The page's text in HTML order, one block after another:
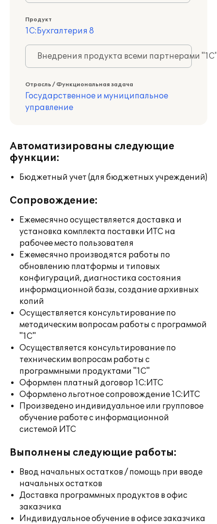
Продукт
1С:Бухгалтерия 8
Внедрения продукта всеми партнерами
Отрасль / Функциональная задача
Государственное и муниципальное
управление
Автоматизированы следующие
функции:
Бюджетный учет (для бюджетных учреждений)
Сопровождение:
Ежемесячно осуществляется доставка и
установка комплекта поставки ИТС на
рабочее место пользователя
Ежемесячно производятся работы по
обновлению платформы и типовых
конфигураций, диагностика состояния
информационной базы, создание архивных
копий
Осуществляется консультирование по
методическим вопросам работы с программой
"1С"
Осуществляется консультирование по
техническим вопросам работы с
программными продуктами "1С"
Оформлен платный договор 1С:ИТС
Оформлено льготное сопровождение 1С:ИТС
Произведено индивидуальное или групповое
обучение работе с информационной
системой ИТС
Выполнены следующие работы:
Ввод начальных остатков / помощь при вводе
начальных остатков
Доставка программных продуктов в офис
заказчика
Индивидуальное обучение в офисе заказчика